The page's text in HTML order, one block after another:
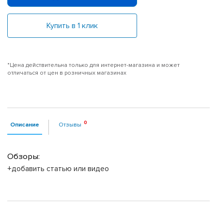
Купить в 1 клик
*Цена действительна только для интернет-магазина и может
отличаться от цен в розничных магазинах
Описание Отзывы
Обзоры:
+добавить статью или видео